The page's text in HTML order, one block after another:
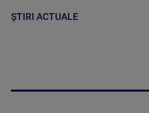
ȘTIRI ACTUALE